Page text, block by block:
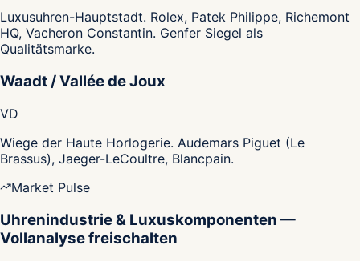
Luxusuhren-Hauptstadt. Rolex, Patek Philippe, Richemont
HQ, Vacheron Constantin. Genfer Siegel als
Qualitätsmarke.
Waadt / Vallée de Joux
VD
Wiege der Haute Horlogerie. Audemars Piguet (Le
Brassus), Jaeger-LeCoultre, Blancpain.
Market Pulse
Uhrenindustrie & Luxuskomponenten —
Vollanalyse freischalten